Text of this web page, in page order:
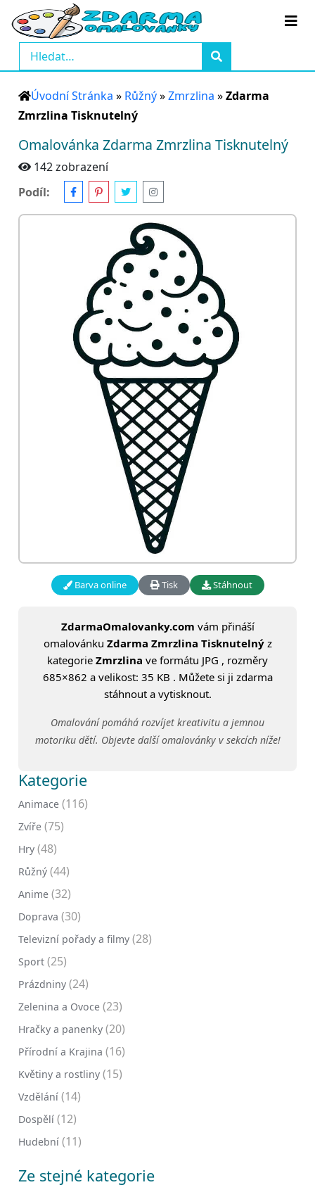
Úvodní Stránka » Růžný»Zmrzlina »Zdarma
Zmrzlina Tisknutelný
Omalovánka Zdarma Zmrzlina Tisknutelný
142 zobrazení
Podíl:
Barva online Tisk Stáhnout
ZdarmaOmalovanky.com vám přináší
omalovánku Zdarma Zmrzlina Tisknutelnýz
kategorie Zmrzlina ve formátu JPG , rozměry
685×862 a velikost: 35 KB . Můžete si ji zdarma
stáhnout a vytisknout.
Omalování pomáhá rozvíjet kreativitu a jemnou
motoriku dětí. Objevte další omalovánky v sekcích níže!
Kategorie
Animace (116)
Zvíře (75)
Hry (48)
Růžný (44)
Anime (32)
Doprava (30)
Televizní pořady a filmy (28)
Sport (25)
Prázdniny (24)
Zelenina a Ovoce (23)
Hračky a panenky (20)
Přírodní a Krajina (16)
Květiny a rostliny (15)
Vzdělání (14)
Dospělí (12)
Hudební (11)
Ze stejné kategorie